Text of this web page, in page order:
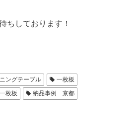
ちしております！
ングテーブル
一枚板
枚板 納品事例 京都